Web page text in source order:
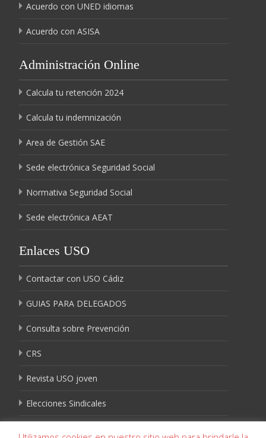
Acuerdo con UNED idiomas
Acuerdo con ASISA
Administración Online
Calcula tu retención 2024
Calcula tu indemnización
Area de Gestión SAE
Sede electrónica Seguridad Social
Normativa Seguridad Social
Sede electrónica AEAT
Enlaces USO
Contactar con USO Cádiz
GUIAS PARA DELEGADOS
Consulta sobre Prevención
CRS
Revista USO joven
Elecciones Sindicales